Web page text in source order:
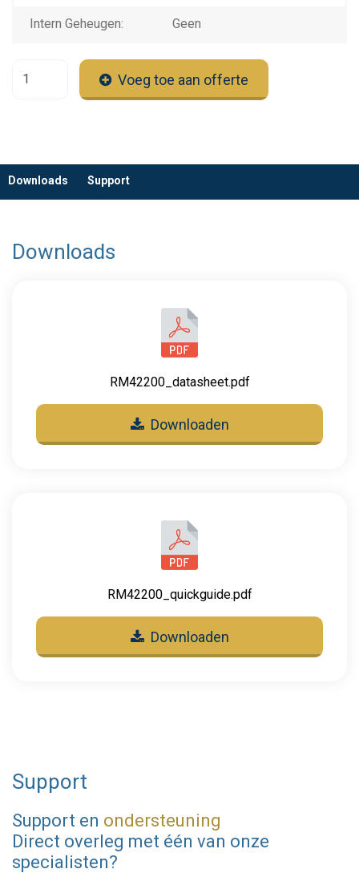
Intern Geheugen: Geen
Voeg toe aan offerte
Downloads Support
Downloads
RM42200_datasheet.pdf
Downloaden
RM42200_quickguide.pdf
Downloaden
Support
Support en ondersteuning
Direct overleg met één van onze
specialisten?